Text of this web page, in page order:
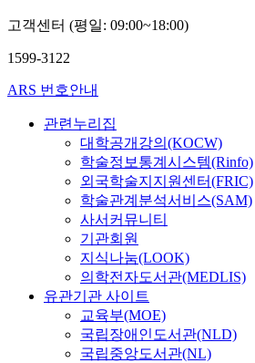
고객센터 (평일: 09:00~18:00)
1599-3122
ARS 번호안내
관련누리집
대학공개강의(KOCW)
학술정보통계시스템(Rinfo)
외국학술지지원센터(FRIC)
학술관계분석서비스(SAM)
사서커뮤니티
기관회원
지식나눔(LOOK)
의학전자도서관(MEDLIS)
유관기관 사이트
교육부(MOE)
국립장애인도서관(NLD)
국립중앙도서관(NL)